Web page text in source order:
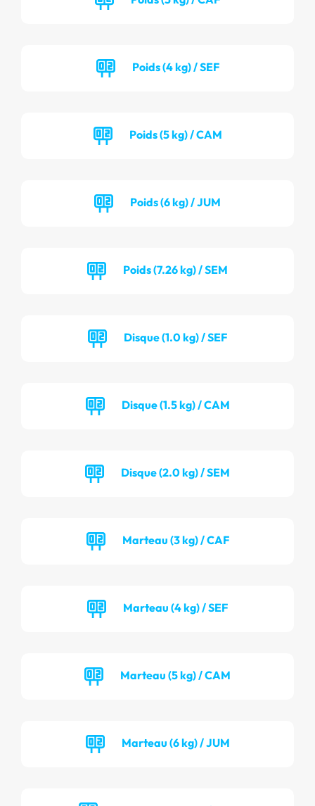
Poids (4 kg) / SEF
Poids (5 kg) / CAM
Poids (6 kg) / JUM
Poids (7.26 kg) / SEM
Disque (1.0 kg) / SEF
Disque (1.5 kg) / CAM
Disque (2.0 kg) / SEM
Marteau (3 kg) / CAF
Marteau (4 kg) / SEF
Marteau (5 kg) / CAM
Marteau (6 kg) / JUM